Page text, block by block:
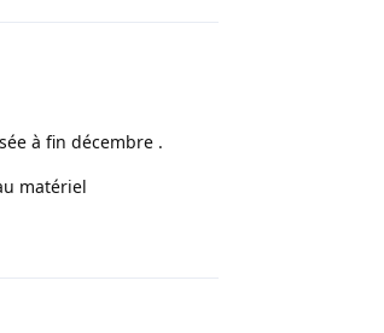
à fin décembre .
matériel